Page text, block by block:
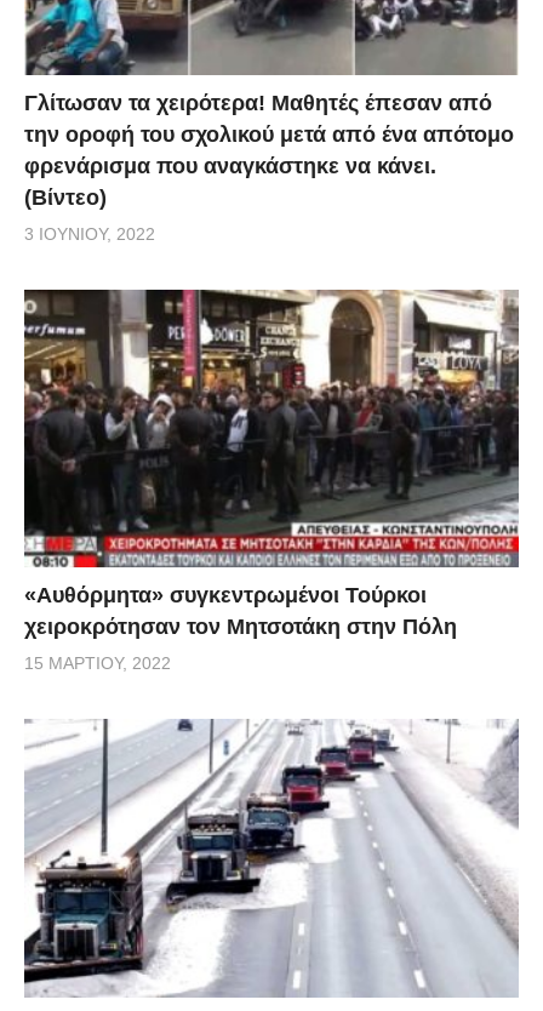
Γλίτωσαν τα χειρότερα! Μαθητές έπεσαν από
την οροφή του σχολικού μετά από ένα απότομο
φρενάρισμα που αναγκάστηκε να κάνει.
(Βίντεο)
3 ΙΟΥΝΊΟΥ, 2022
«Αυθόρμητα» συγκεντρωμένοι Τούρκοι
χειροκρότησαν τον Μητσοτάκη στην Πόλη
15 ΜΑΡΤΊΟΥ, 2022